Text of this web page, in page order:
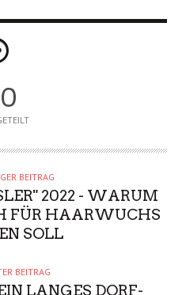
0
BEITRAG
2022 - WARUM
FÜR HAARWUCHS
SOLL
BEITRAG
LANGES DORF-